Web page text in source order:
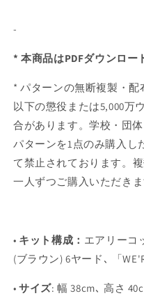
-
*本商品はPDFダウンロー
*パターンの無断複製・
以下の懲役または5,000万
合があります。学校・団
パターンを1点のみ購入し
て禁止されております。
一人ずつご購入いただき
• キット構成 ： エアリーコ
(ブラウン) 6ヤード､ 「
•サイズ:幅 38cm､ 高さ